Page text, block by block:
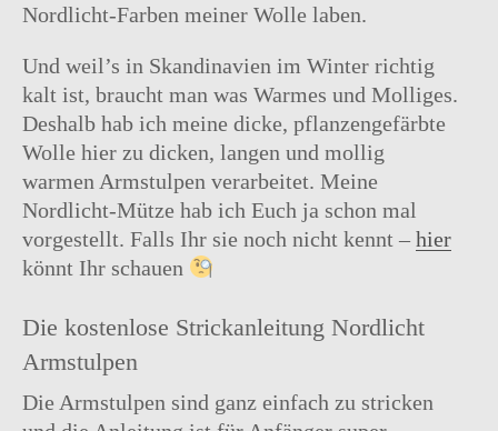
Nordlicht-Farben meiner Wolle laben.
Und weil’s in Skandinavien im Winter richtig
kalt ist, braucht man was Warmes und Molliges.
Deshalb hab ich meine dicke, pflanzengefärbte
Wolle hier zu dicken, langen und mollig
warmen Armstulpen verarbeitet. Meine
Nordlicht-Mütze hab ich Euch ja schon mal
vorgestellt. Falls Ihr sie noch nicht kennt – hier
könnt Ihr schauen
Die kostenlose Strickanleitung Nordlicht
Armstulpen
Die Armstulpen sind ganz einfach zu stricken